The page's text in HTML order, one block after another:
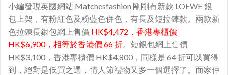
小編發現英國網站 Matchesfashion 剛剛有新款 LOEWE 銀
包上架，有粉紅色及粉藍色併色，有長及短拉鍊款。兩款新
色拉鍊長銀包網上售價 HK$4,472，香港專櫃價
HK$6,900，相等於香港價 66 折 。短銀包網上售價
HK$3,100，香港專櫃價 HK$4,800，同樣是 64 折可以買得
到，絕對是低買之選，情人節禮物又多一個選擇了。而家仲